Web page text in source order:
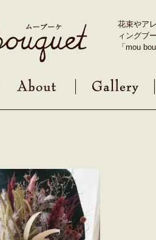
花束やア
ィングブ
「mou